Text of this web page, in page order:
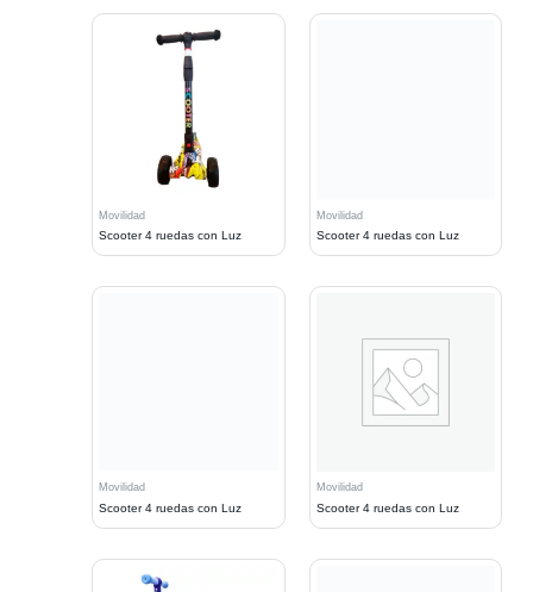
Movilidad
Scooter 4 ruedas con Luz
Movilidad
Scooter 4 ruedas con Luz
Movilidad
Scooter 4 ruedas con Luz
Movilidad
Scooter 4 ruedas con Luz